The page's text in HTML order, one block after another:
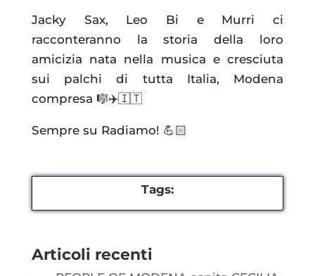
Jacky Sax, Leo Bi e Murri ci
racconteranno la storia della loro
amicizia nata nella musica e cresciuta
sui palchi di tutta Italia, Modena
compresa 🎼✈️🇮🇹
Sempre su Radiamo! 💪🏻
Tags:
Articoli recenti